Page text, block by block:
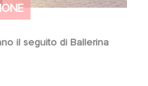
il seguito di Ballerina